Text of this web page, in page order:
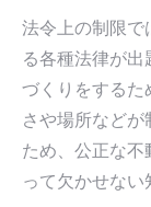
法令上の制限で
る各種法律が
づくりをするた
さや場所など
ため、公正な不
って欠かせない